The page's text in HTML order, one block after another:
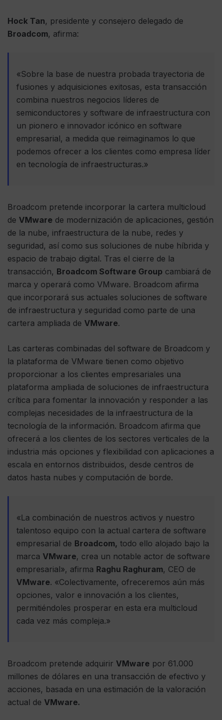
Hock Tan, presidente y consejero delegado de
Broadcom, afirma:
«Sobre la base de nuestra probada trayectoria de
fusiones y adquisiciones exitosas, esta transacción
combina nuestros negocios líderes de
semiconductores y software de infraestructura con
un pionero e innovador icónico en software
empresarial, a medida que reimaginamos lo que
podemos ofrecer a los clientes como empresa líder
en tecnología de infraestructuras.»
Broadcom pretende incorporar la cartera multicloud
de VMware de modernización de aplicaciones, gestión
de la nube, infraestructura de la nube, redes y
seguridad, así como sus soluciones de nube híbrida y
espacio de trabajo digital. Tras el cierre de la
transacción, Broadcom Software Group cambiará de
marca y operará como VMware. Broadcom afirma
que incorporará sus actuales soluciones de software
de infraestructura y seguridad como parte de una
cartera ampliada de VMware.
Las carteras combinadas del software de Broadcom y
la plataforma de VMware tienen como objetivo
proporcionar a los clientes empresariales una
plataforma ampliada de soluciones de infraestructura
crítica para fomentar la innovación y responder a las
complejas necesidades de la infraestructura de la
tecnología de la información. Broadcom afirma que
ofrecerá a los clientes de los sectores verticales de la
industria más opciones y flexibilidad con aplicaciones a
escala en entornos distribuidos, desde centros de
datos hasta nubes y computación de borde.
«La combinación de nuestros activos y nuestro
talentoso equipo con la actual cartera de software
empresarial de Broadcom, todo ello alojado bajo la
marca VMware, crea un notable actor de software
empresarial», afirma Raghu Raghuram, CEO de
VMware. «Colectivamente, ofreceremos aún más
opciones, valor e innovación a los clientes,
permitiéndoles prosperar en esta era multicloud
cada vez más compleja.»
Broadcom pretende adquirir VMware por 61.000
millones de dólares en una transacción de efectivo y
acciones, basada en una estimación de la valoración
actual de VMware.